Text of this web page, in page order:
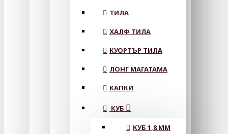
ТИЛА
ХАЛФ ТИЛА
КУОРТЪР ТИЛА
ЛОНГ МАГАТАМА
КАПКИ
КУБ
КУБ 1,8 ММ